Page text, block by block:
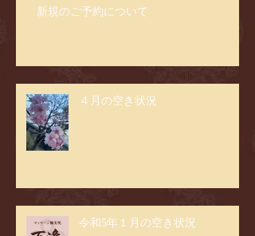
新規のご予約について
４月の空き状況
令和5年１月の空き状況